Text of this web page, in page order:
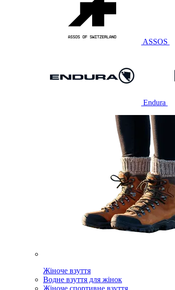
ASSOS
Endura
Жіноче взуття
Водне взуття для жінок
Жіноче спортивне взуття